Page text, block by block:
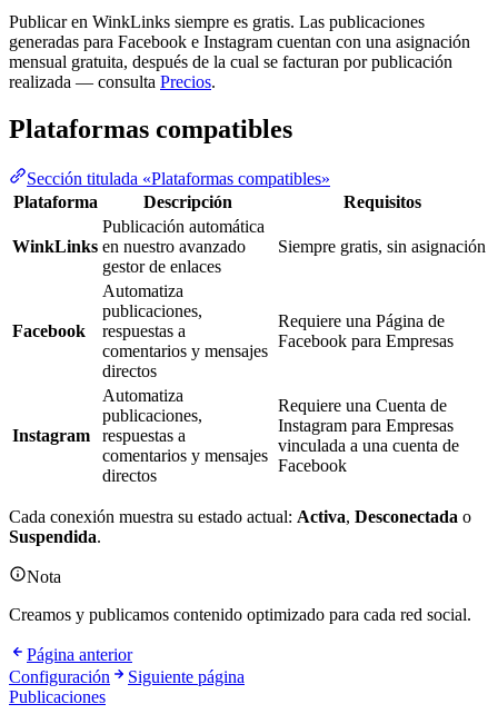
Publicar en WinkLinks siempre es gratis. Las publicaciones
generadas para Facebook e Instagram cuentan con una asignación
mensual gratuita, después de la cual se facturan por publicación
realizada — consulta Precios.
Plataformas compatibles
Sección titulada «Plataformas compatibles»
Plataforma
Descripción Requisitos
WinkLinks
Publicación automática
en nuestro avanzado
gestor de enlaces
Siempre gratis, sin asignación
Facebook
Automatiza
publicaciones,
respuestas a
comentarios y mensajes
directos
Requiere una Página de
Facebook para Empresas
Instagram
Automatiza
publicaciones,
respuestas a
comentarios y mensajes
directos
Requiere una Cuenta de
Instagram para Empresas
vinculada a una cuenta de
Facebook
Cada conexión muestra su estado actual: Activa, Desconectada o
Suspendida.
Nota
Creamos y publicamos contenido optimizado para cada red social.
Página anterior
Configuración
Siguiente página
Publicaciones